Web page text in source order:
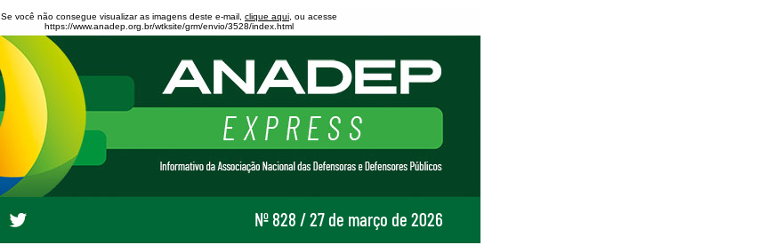
Se você não consegue visualizar as imagens deste e-mail, clique aqui , ou acesse
https://www.anadep.org.br/wtksite/grm/envio/3528/index.html
Nº 828 / 27 de março de 2026